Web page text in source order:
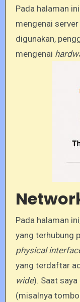
Pada halaman
mengenai
digunakan,
mengenai
Pada halaman
yang terhubung
physical
yang terdaftar
wide). Saat saya
(misalnya